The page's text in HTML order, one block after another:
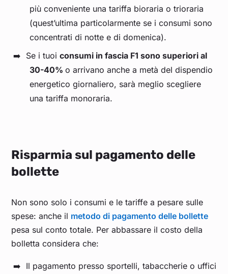
più conveniente una tariffa bioraria o trioraria
(quest’ultima particolarmente se i consumi sono
concentrati di notte e di domenica).
Se i tuoi consumi in fascia F1 sono superiori al
30-40%o arrivano anche a metà del dispendio
energetico giornaliero, sarà meglio scegliere
una tariffa monoraria.
Risparmia sul pagamento delle
bollette
Non sono solo i consumi e le tariffe a pesare sulle
spese: anche il metodo di pagamento delle bollette
pesa sul conto totale. Per abbassare il costo della
bolletta considera che:
Il pagamento presso sportelli, tabaccherie o uffici